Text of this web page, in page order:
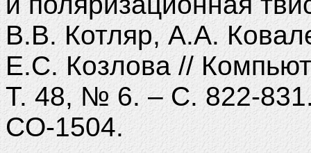
В.В. Котляр, А.А.
Е.С. Козлова //
Т. 48, № 6. – С. 822-
CO-1504.